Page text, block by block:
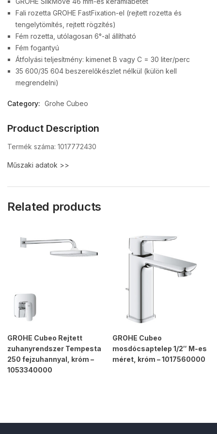
Fali rozetta GROHE FastFixation-el (rejtett rozetta és
tengelytömítés, rejtett rögzítés)
Fém rozetta, utólagosan 6°-al állítható
Fém fogantyú
Átfolyási teljesítmény: kimenet B vagy C = 30 liter/perc
35 600/35 604 beszerelőkészlet nélkül (külön kell
megrendelni)
Category: Grohe Cubeo
Product Description
Termék száma: 1017772430
Műszaki adatok >>
Related products
GROHE Cubeo Rejtett
zuhanyrendszer Tempesta
250 fejzuhannyal, króm –
1053340000
GROHE Cubeo
mosdócsaptelep 1/2″ M-es
méret, króm – 1017560000